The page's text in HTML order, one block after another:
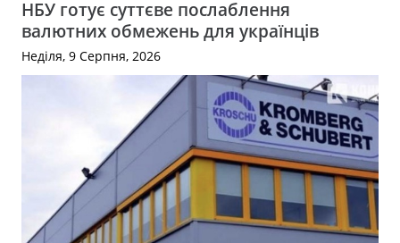
НБУ готує суттєве послаблення
валютних обмежень для українців
Неділя, 9 Серпня, 2026